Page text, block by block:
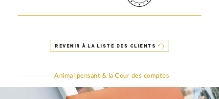
REVENIR À LA LISTE DES CLIENTS
Animal pensant & la Cour des comptes